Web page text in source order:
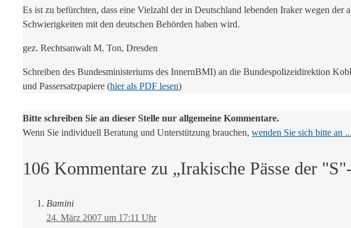
Es ist zu befürchten, dass eine Vielzahl der in Deutschland lebenden Iraker wegen
Schwierigkeiten mit den deutschen Behörden haben wird.
gez. Rechtsanwalt M. Ton, Dresden
Schreiben des Bundesministeriums des InnernBMI) an die Bundespolizeidirektion
und Passersatzpapiere (hier als PDF lesen)
Bitte schreiben Sie an dieser Stelle nur allgemeine Kommentare.
Wenn Sie individuell Beratung und Unterstützung brauchen, wenden Sie sich bitte an ...
106 Kommentare zu „Irakische Pässe der
Bamini
24. März 2007 um 17:11 Uhr